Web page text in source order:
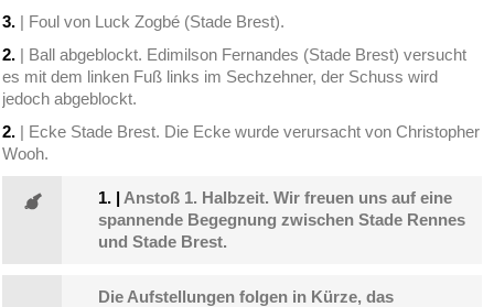
3. | Foul von Luck Zogbé (Stade Brest).
2. | Ball abgeblockt. Edimilson Fernandes (Stade Brest) versucht
es mit dem linken Fuß links im Sechzehner, der Schuss wird
jedoch abgeblockt.
2. | Ecke Stade Brest. Die Ecke wurde verursacht von Christopher
Wooh.
1. | Anstoß 1. Halbzeit. Wir freuen uns auf eine
spannende Begegnung zwischen Stade Rennes
und Stade Brest.
Die Aufstellungen folgen in Kürze, das